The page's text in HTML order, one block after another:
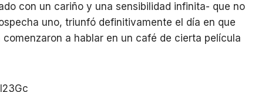
con un cariño y una sensibilidad infinita- que no
uno, triunfó definitivamente el día en que
a hablar en un café de cierta película